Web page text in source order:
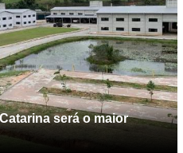
será o maior